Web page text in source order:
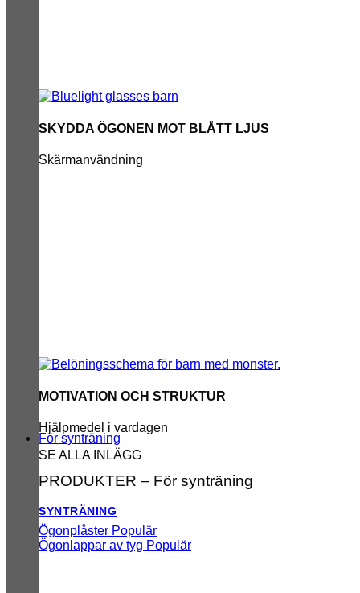
SKYDDA ÖGONEN MOT BLÅTT LJUS
Skärmanvändning
MOTIVATION OCH STRUKTUR
Hjälpmedel i vardagen
SE ALLA INLÄGG
För synträning
PRODUKTER – För synträning
SYNTRÄNING
Ögonplåster
Ögonlappar av tyg